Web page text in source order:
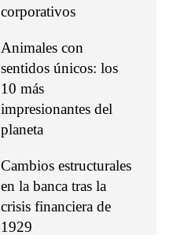
corporativos
Animales con
sentidos únicos: los
10 más
impresionantes del
planeta
Cambios estructurales
en la banca tras la
crisis financiera de
1929